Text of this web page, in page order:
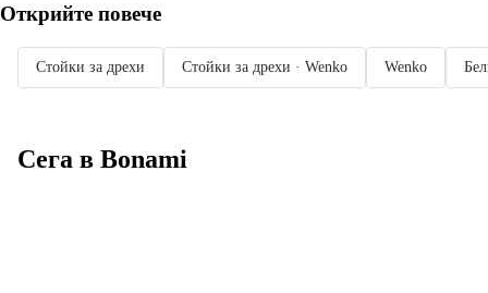
Открийте повече
Стойки за дрехи Стойки за дрехи · Wenko Wenko
Сега в Bonami